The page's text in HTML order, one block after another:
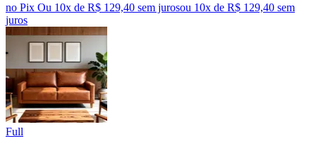
no Pix Ou 10x de R$ 129,40 sem jurosou 10x de R$ 129,40 sem
juros
Full